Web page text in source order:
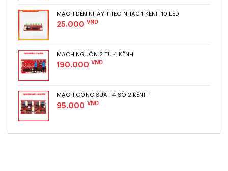
MẠCH ĐÈN NHÁY THEO NHẠC 1 KÊNH 10 LED
25.000 VND
MẠCH NGUỒN 2 TỤ 4 KÊNH
190.000 VND
MẠCH CÔNG SUẤT 4 SÒ 2 KÊNH
95.000 VND